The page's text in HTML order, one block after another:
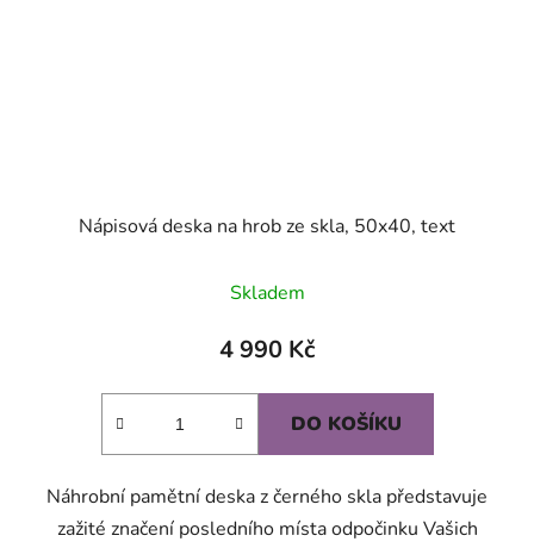
Nápisová deska na hrob ze skla, 50x40, text
Skladem
4 990 Kč
DO KOŠÍKU
Náhrobní pamětní deska z černého skla představuje
zažité značení posledního místa odpočinku Vašich